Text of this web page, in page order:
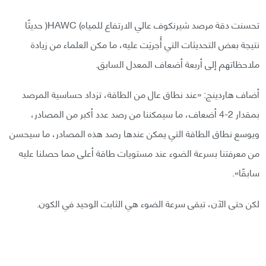
تحسنت دقة مرصد شيرنكوف عالي الارتفاع للمياه) HAWC( حديثًا
نتيجة بعض التحديثات التي أُجريَت عليه، ما مكن العلماء من زيادة
ملاحظاتهم إلى أربعة أضعاف المعدل السابق.
أضاف هاردينج: «عند نطاق عال من الطاقة، تزداد حساسية المرصد
بمقدار 2-4 أضعاف، ما سيمكننا من رصد عدد أكبر من المصادر،
ويوسع نطاق الطاقة التي يمكن عندها رصد هذه المصادر، ما سيحسن
من معرفتنا بسرعة الضوء عند مستويات طاقة أعلى مما حصلنا عليه
سابقًا».
لكن حتى الآن، تبقى سرعة الضوء هي الثابت الوحيد في الكون.